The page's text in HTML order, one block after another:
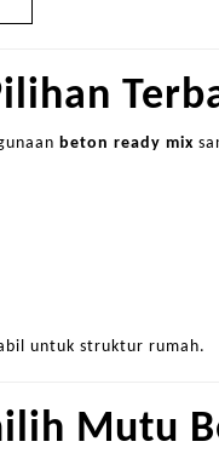
beton ready mix
untuk struktur rumah.
Mutu